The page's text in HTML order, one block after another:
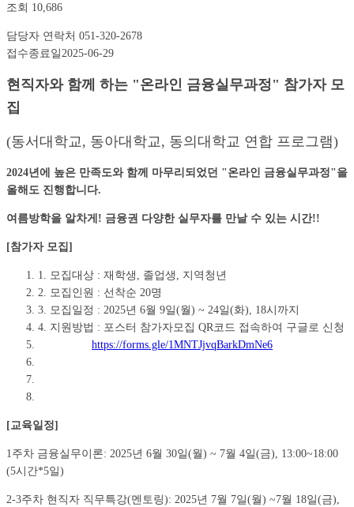
조회 10,686
담당자 연락처 051-320-2678
접수종료일2025-06-29
현직자와 함께 하는 "온라인 금융실무과정" 참가자 모
집
(동서대학교, 동아대학교, 동의대학교 연합 프로그램)
2024년에 높은 만족도와 함께 마무리되었던 "온라인 금융실무과정"을
올해도 진행합니다.
여름방학을 알차게! 금융권 다양한 실무자를 만날 수 있는 시간!!
[참가자 모집]
1. 모집대상 : 재학생, 졸업생, 지역청년
2. 모집인원 : 선착순 20명
3. 모집일정 : 2025년 6월 9일(월) ~ 24일(화), 18시까지
4. 지원방법 : 포스터 참가자모집 QR코드 접속하여 구글로 신청
https://forms.gle/1MNTJjvqBarkDmNe6
[교육일정]
1주차 금융실무이론: 2025년 6월 30일(월) ~ 7월 4일(금), 13:00~18:00
(5시간*5일)
2-3주차 현직자 직무특강(멘토링): 2025년 7월 7일(월) ~7월 18일(금),